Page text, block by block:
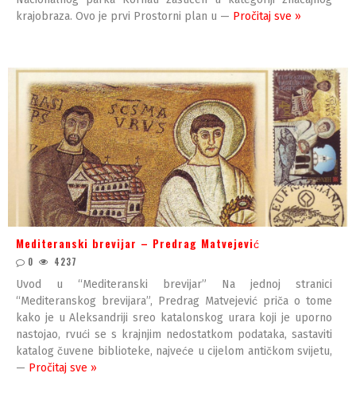
krajobraza. Ovo je prvi Prostorni plan u — Pročitaj sve »
Mediteranski brevijar – Predrag Matvejević
0 4237
Uvod u “Mediteranski brevijar” Na jednoj stranici
“Mediteranskog brevijara”, Predrag Matvejević priča o tome
kako je u Aleksandriji sreo katalonskog urara koji je uporno
nastojao, rvući se s krajnjim nedostatkom podataka, sastaviti
katalog čuvene biblioteke, najveće u cijelom antičkom svijetu,
— Pročitaj sve »